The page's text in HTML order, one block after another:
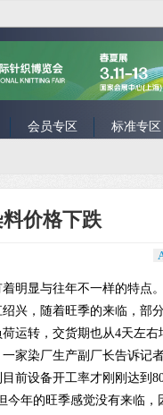
会员专区 标准专区
价格下跌
显与往年不一样的特点
兴，随着旺季的来临，部
运转，交货期也从4天左右
家染厂生产副厂长告诉记
前设备开工率才刚刚达到
年的旺季感觉没有来临，